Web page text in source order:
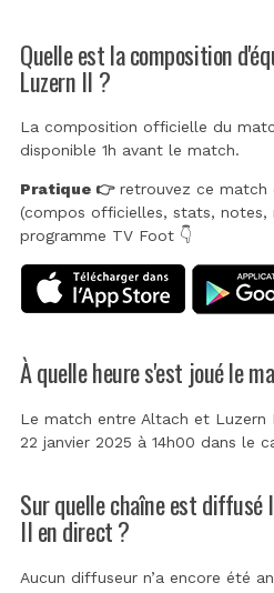
Quelle est la composition
Luzern II ?
La composition officielle du
disponible 1h avant le match.
Pratique 👉retrouvez ce match
(compos officielles, stats, notes,
programme TV Foot 👇
À quelle heure s'est joué le
Le match entre Altach et Luzern
22 janvier 2025 à 14h00 dans le
Sur quelle chaîne est diffusé
II en direct ?
Aucun diffuseur n’a encore été